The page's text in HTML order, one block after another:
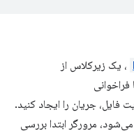
، یک زیرکلاس از
فراخوانی
جریان را ایجاد کنید.
مرورگر ابتدا بررسی